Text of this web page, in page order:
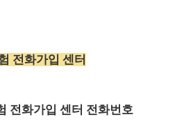
전화가입 센터
전화가입 센터 전화번호